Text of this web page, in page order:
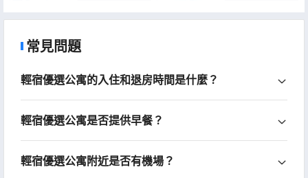
常見問題
輕宿優選公寓的入住和退房時間是什麼？
輕宿優選公寓是否提供早餐？
輕宿優選公寓附近是否有機場？